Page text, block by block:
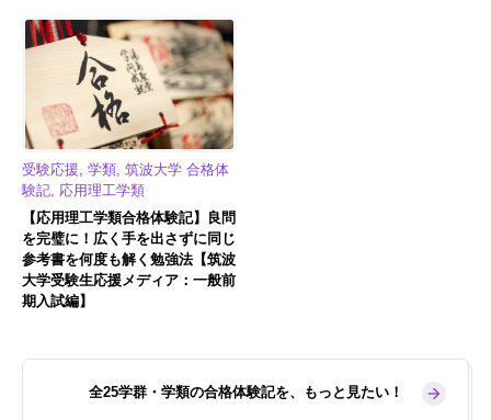
受験応援, 学類, 筑波大学 合格体
験記, 応用理工学類
【応用理工学類合格体験記】良問
を完璧に！広く手を出さずに同じ
参考書を何度も解く勉強法【筑波
大学受験生応援メディア：一般前
期入試編】
全25学群・学類の合格体験記を、もっと見たい！